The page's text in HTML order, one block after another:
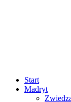
Start
Madryt